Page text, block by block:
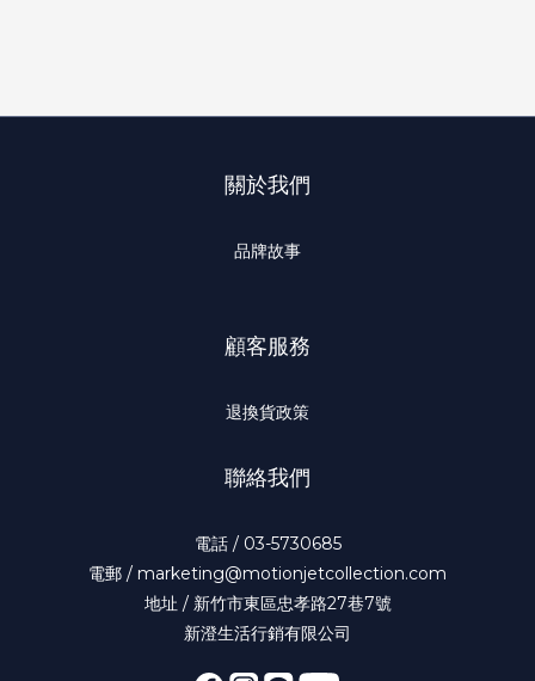
關於我們
品牌故事
顧客服務
退換貨政策
聯絡我們
電話 / 03-5730685
電郵 / marketing@motionjetcollection.com
地址 / 新竹市東區忠孝路27巷7號
新澄生活行銷有限公司